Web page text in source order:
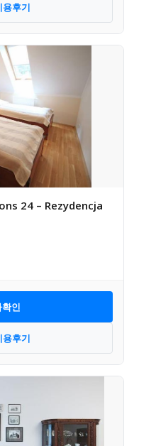
용후기
24 – Rezydencja
인
용후기